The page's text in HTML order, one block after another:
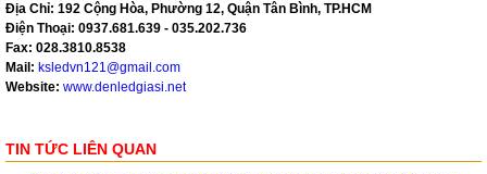
Địa Chỉ: 192 Cộng Hòa, Phường 12, Quận Tân Bình, TP.HCM
Điện Thoại: 0937.681.639 - 035.202.736
Fax: 028.3810.8538
Mail: ksledvn121@gmail.com
Website: www.denledgiasi.net
TIN TỨC LIÊN QUAN